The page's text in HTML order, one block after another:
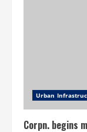
Urban
Corpn. begins